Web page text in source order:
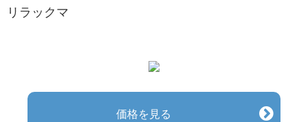
リラックマ
価格を見る